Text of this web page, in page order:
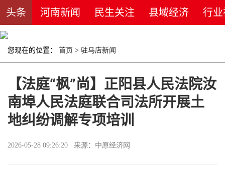
头条 河南新闻 民生关注 县域经济 行
您现在的位置： 首页 > 驻马店新闻
【法庭“枫”尚】正阳县人民法院汝
南埠人民法庭联合司法所开展土
地纠纷调解专项培训
2026-05-28 09:26:20 来源：中原经济网